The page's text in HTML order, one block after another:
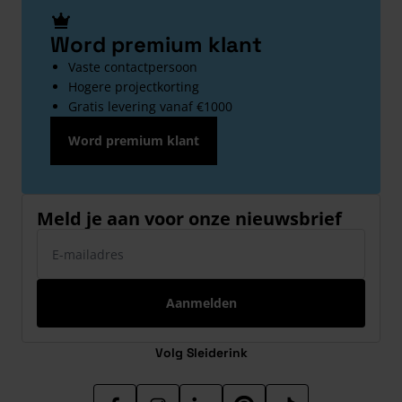
Word premium klant
Vaste contactpersoon
Hogere projectkorting
Gratis levering vanaf €1000
Word premium klant
Meld je aan voor onze nieuwsbrief
Aanmelden
Volg Sleiderink